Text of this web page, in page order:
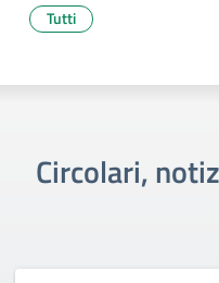
Tutti
Circolari,